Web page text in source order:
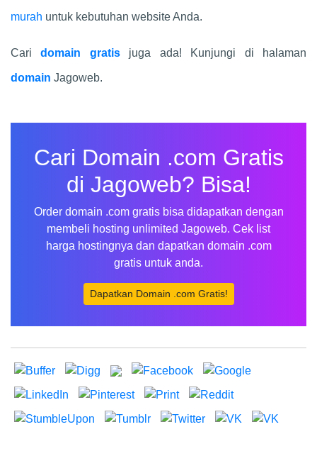
murah untuk kebutuhan website Anda.
Caridomain gratis juga ada! Kunjungi di halaman
domain Jagoweb.
Cari Domain .com Gratis
di Jagoweb? Bisa!
Order domain .com gratis bisa didapatkan dengan
membeli hosting unlimited Jagoweb. Cek list
harga hostingnya dan dapatkan domain .com
gratis untuk anda.
Dapatkan Domain .com Gratis!